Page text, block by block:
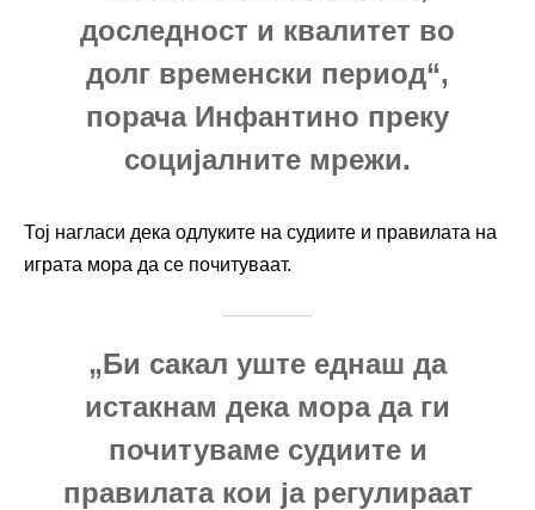
доследност и квалитет во
долг временски период“,
порача Инфантино преку
социјалните мрежи.
Тој нагласи дека одлуките на судиите и правилата на
играта мора да се почитуваат.
„Би сакал уште еднаш да
истакнам дека мора да ги
почитуваме судиите и
правилата кои ја регулираат